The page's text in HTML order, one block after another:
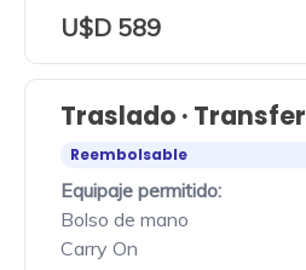
U$D 589
Traslado · Transfer
Reembolsable
Equipaje permitido:
Bolso de mano
Carry On